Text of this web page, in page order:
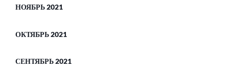
НОЯБРЬ 2021
ОКТЯБРЬ 2021
СЕНТЯБРЬ 2021